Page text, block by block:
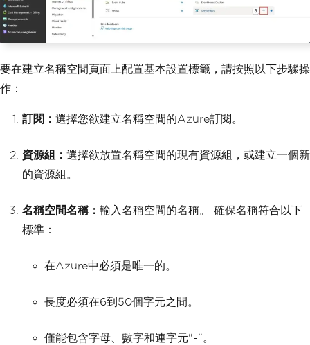
要在建立名稱空間頁面上配置基本設置標籤，請按照以下步驟操
作：
訂閱： 選擇您欲建立名稱空間的Azure訂閱。
資源組： 選擇欲放置名稱空間的現有資源組，或建立一個新
的資源組。
名稱空間名稱： 輸入名稱空間的名稱。 確保名稱符合以下
標準：
在Azure中必須是唯一的。
長度必須在6到50個字元之間。
僅能包含字母、數字和連字元"-"。